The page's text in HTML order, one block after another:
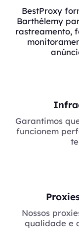
BestProxy
Barthélemy
rastreamento,
Garantimos
funcionem
Nossos
qualidade e